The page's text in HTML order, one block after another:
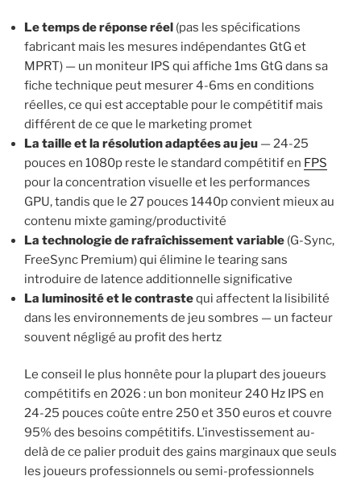
Le temps de réponse réel (pas les spécifications
fabricant mais les mesures indépendantes GtG et
MPRT) — un moniteur IPS qui affiche 1ms GtG dans sa
fiche technique peut mesurer 4-6ms en conditions
réelles, ce qui est acceptable pour le compétitif mais
différent de ce que le marketing promet
La taille et la résolution adaptées au jeu — 24-25
pouces en 1080p reste le standard compétitif en FPS
pour la concentration visuelle et les performances
GPU, tandis que le 27 pouces 1440p convient mieux au
contenu mixte gaming/productivité
La technologie de rafraîchissement variable (G-Sync,
FreeSync Premium) qui élimine le tearing sans
introduire de latence additionnelle significative
La luminosité et le contrastequi affectent la lisibilité
dans les environnements de jeu sombres — un facteur
souvent négligé au profit des hertz
Le conseil le plus honnête pour la plupart des joueurs
compétitifs en 2026 : un bon moniteur 240 Hz IPS en
24-25 pouces coûte entre 250 et 350 euros et couvre
95% des besoins compétitifs. L’investissement au-
delà de ce palier produit des gains marginaux que seuls
les joueurs professionnels ou semi-professionnels